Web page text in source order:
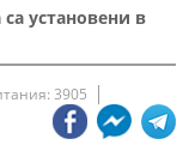
установени в
3905